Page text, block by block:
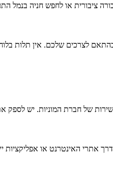
ציבורית או לחפש חניה
לצרכים שלכם. אין תלות
של חברת המוניות. יש
אתרי האינטרנט או אפליקציות